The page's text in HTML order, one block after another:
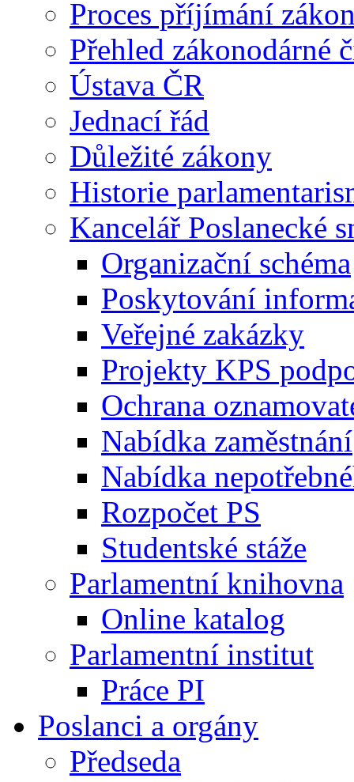
Proces příjímání
Přehled zákonodárné
Ústava ČR
Jednací řád
Důležité zákony
Historie
Kancelář Poslanecké
Organizační schéma
Poskytování
Veřejné zakázky
Projekty KPS
Ochrana
Nabídka zaměstnání
Nabídka
Rozpočet PS
Studentské stáže
Parlamentní knihovna
Online katalog
Parlamentní institut
Práce PI
Poslanci a orgány
Předseda